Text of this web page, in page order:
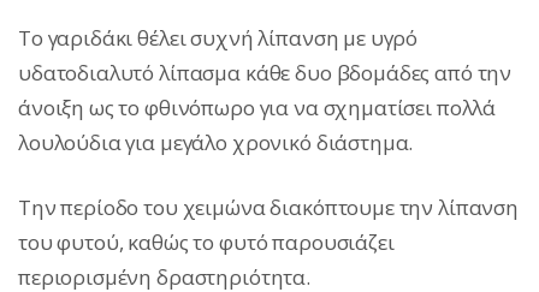
Το γαριδάκι θέλει συχνή λίπανση με υγρό
υδατοδιαλυτό λίπασμα κάθε δυο βδομάδες από την
άνοιξη ως το φθινόπωρο για να σχηματίσει πολλά
λουλούδια για μεγάλο χρονικό διάστημα.
Την περίοδο του χειμώνα διακόπτουμε την λίπανση
του φυτού, καθώς το φυτό παρουσιάζει
περιορισμένη δραστηριότητα.